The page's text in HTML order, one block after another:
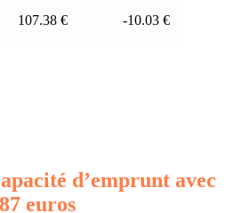
107.38 € -10.03 €
d’emprunt avec
euros